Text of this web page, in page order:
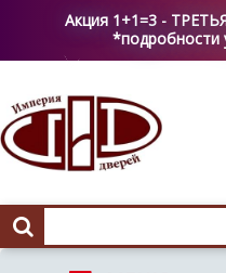
Акция 1+1=3 -
*подробности